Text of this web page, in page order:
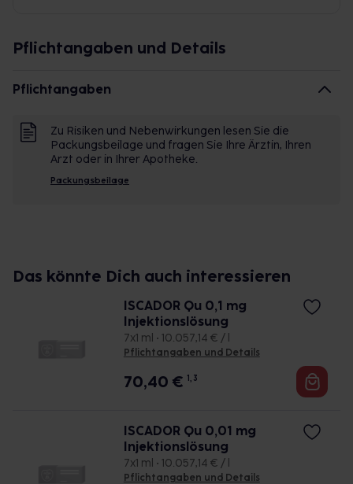
Pflichtangaben und Details
Pflichtangaben
Zu Risiken und Nebenwirkungen lesen Sie die
Packungsbeilage und fragen Sie Ihre Ärztin, Ihren
Arzt oder in Ihrer Apotheke.
Packungsbeilage
Das könnte Dich auch interessieren
ISCADOR Qu 0,1 mg
Injektionslösung
7x1 ml • 10.057,14 € / l
Pflichtangaben und Details
70,40 € 1, 3
ISCADOR Qu 0,01 mg
Injektionslösung
7x1 ml • 10.057,14 € / l
Pflichtangaben und Details